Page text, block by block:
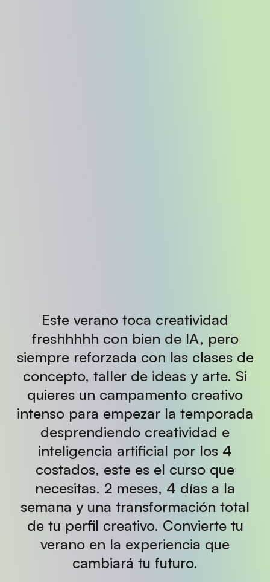
Este verano toca creatividad
freshhhhh con bien de IA, pero
siempre reforzada con las clases de
concepto, taller de ideas y arte. Si
quieres un campamento creativo
intenso para empezar la temporada
desprendiendo creatividad e
inteligencia artificial por los 4
costados, este es el curso que
necesitas. 2 meses, 4 días a la
semana y una transformación total
de tu perfil creativo. Convierte tu
verano en la experiencia que
cambiará tu futuro.